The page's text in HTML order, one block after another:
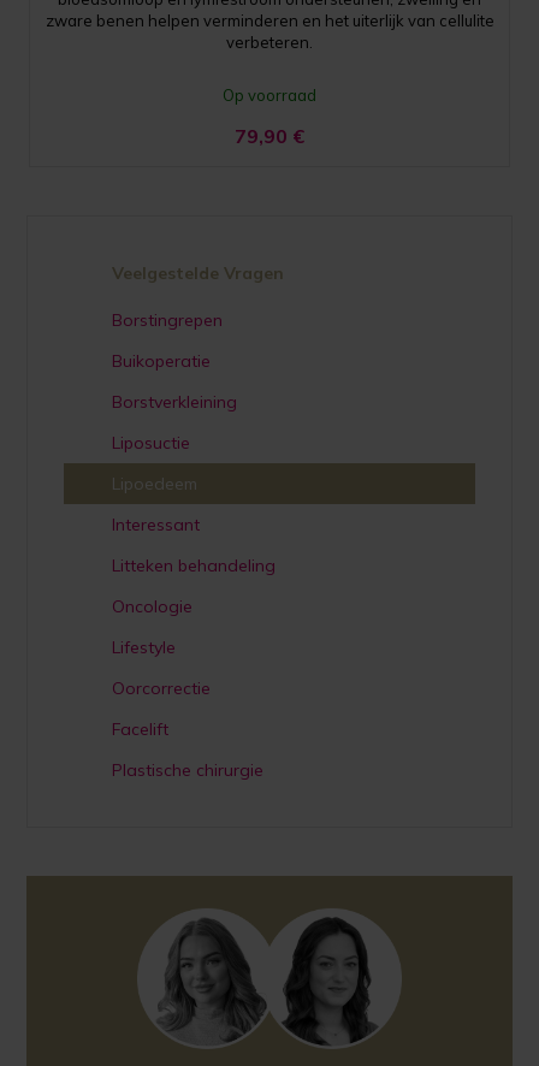
zware benen helpen verminderen en het uiterlijk van cellulite
verbeteren.
Op voorraad
79,90 €
Veelgestelde Vragen
Borstingrepen
Buikoperatie
Borstverkleining
Liposuctie
Lipoedeem
Interessant
Litteken behandeling
Oncologie
Lifestyle
Oorcorrectie
Facelift
Plastische chirurgie